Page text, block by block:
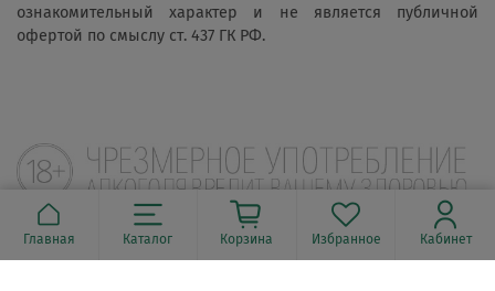
ознакомительный характер и не является публичной
офертой по смыслу ст. 437 ГК РФ.
Главная Каталог Корзина Избранное Кабинет